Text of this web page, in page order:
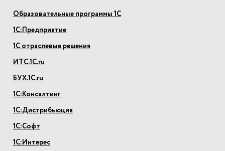
Образовательные программы 1С
1С:Предприятие
1С отраслевые решения
ИТС.1С.ru
БУХ.1С.ru
1С:Консалтинг
1С:Дистрибьюция
1С:Софт
1С:Интерес